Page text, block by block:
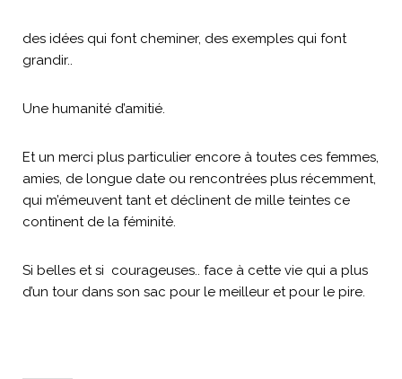
des idées qui font cheminer, des exemples qui font
grandir..
Une humanité d’amitié.
Et un merci plus particulier encore à toutes ces femmes,
amies, de longue date ou rencontrées plus récemment,
qui m’émeuvent tant et déclinent de mille teintes ce
continent de la féminité.
Si belles et si courageuses.. face à cette vie qui a plus
d’un tour dans son sac pour le meilleur et pour le pire.